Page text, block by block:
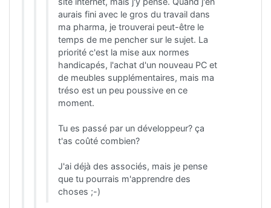
aurais fini avec le gros du travail dans
ma pharma, je trouverai peut-être le
temps de me pencher sur le sujet. La
priorité c'est la mise aux normes
handicapés, l'achat d'un nouveau PC et
de meubles supplémentaires, mais ma
tréso est un peu poussive en ce
moment.
Tu es passé par un développeur? ça
t'as coûté combien?
J'ai déjà des associés, mais je pense
que tu pourrais m'apprendre des
choses ;-)